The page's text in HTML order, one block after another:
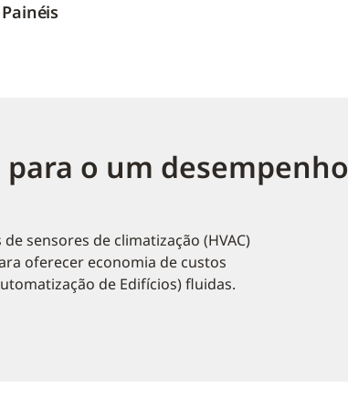
Painéis
o um desempenho
sensores de climatização (HVAC)
oferecer economia de custos
de Edifícios) fluidas.